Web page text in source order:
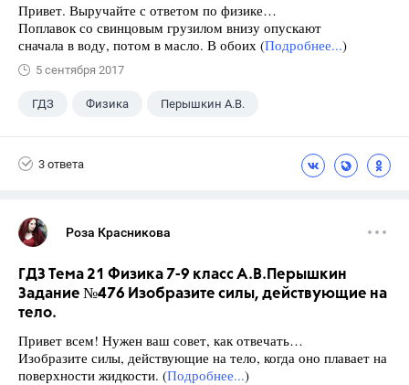
Привет. Выручайте с ответом по физике…
Поплавок со свинцовым грузилом внизу опускают
сначала в воду, потом в масло. В обоих (Подробнее...)
5 сентября 2017
ГДЗ Физика Перышкин А.В.
3 ответа
Роза Красникова
ГДЗ Тема 21 Физика 7-9 класс А.В.Перышкин
Задание №476 Изобразите силы, действующие на
тело.
Привет всем! Нужен ваш совет, как отвечать…
Изобразите силы, действующие на тело, когда оно плавает на
поверхности жидкости. (Подробнее...)